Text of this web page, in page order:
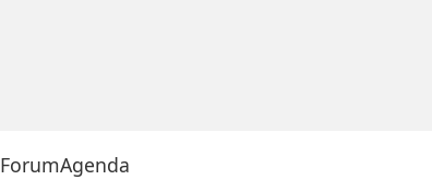
ForumAgenda